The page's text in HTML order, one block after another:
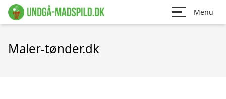
Menu
Maler-tønder.dk